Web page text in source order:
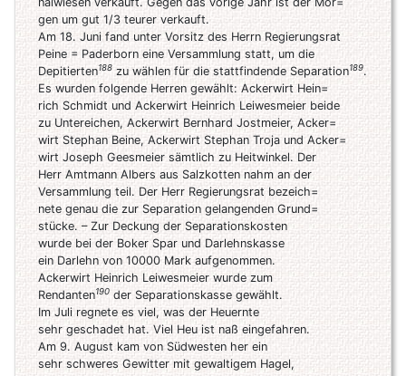
gen um gut 1/3 teurer verkauft.
Am 18. Juni fand unter Vorsitz des Herrn Regierungsrat
Peine = Paderborn eine Versammlung statt, um die
Depitierten188 zu wählen für die stattfindende Separation189.
Es wurden folgende Herren gewählt: Ackerwirt Hein=
rich Schmidt und Ackerwirt Heinrich Leiwesmeier beide
zu Untereichen, Ackerwirt Bernhard Jostmeier, Acker=
wirt Stephan Beine, Ackerwirt Stephan Troja und Acker=
wirt Joseph Geesmeier sämtlich zu Heitwinkel. Der
Herr Amtmann Albers aus Salzkotten nahm an der
Versammlung teil. Der Herr Regierungsrat bezeich=
nete genau die zur Separation gelangenden Grund=
stücke. – Zur Deckung der Separationskosten
wurde bei der Boker Spar und Darlehnskasse
ein Darlehn von 10000 Mark aufgenommen.
Ackerwirt Heinrich Leiwesmeier wurde zum
Rendanten190 der Separationskasse gewählt.
Im Juli regnete es viel, was der Heuernte
sehr geschadet hat. Viel Heu ist naß eingefahren.
Am 9. August kam von Südwesten her ein
sehr schweres Gewitter mit gewaltigem Hagel,